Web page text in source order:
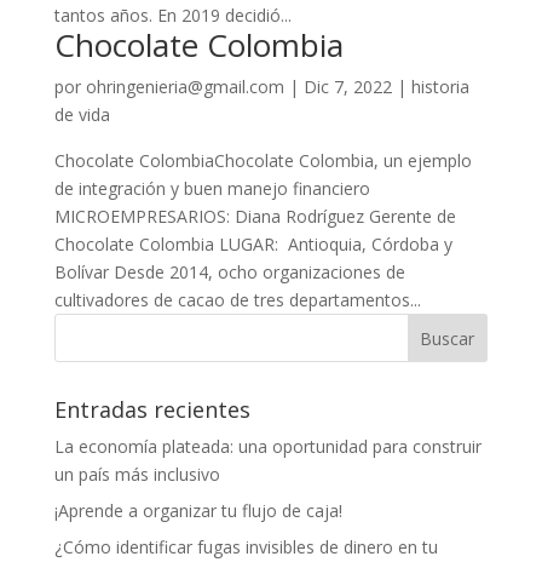
tantos años. En 2019 decidió...
Chocolate Colombia
por ohringenieria@gmail.com | Dic 7, 2022| historia
de vida
Chocolate ColombiaChocolate Colombia, un ejemplo
de integración y buen manejo financiero
MICROEMPRESARIOS: Diana Rodríguez Gerente de
Chocolate Colombia LUGAR: Antioquia, Córdoba y
Bolívar Desde 2014, ocho organizaciones de
cultivadores de cacao de tres departamentos...
Entradas recientes
La economía plateada: una oportunidad para construir
un país más inclusivo
¡Aprende a organizar tu flujo de caja!
¿Cómo identificar fugas invisibles de dinero en tu